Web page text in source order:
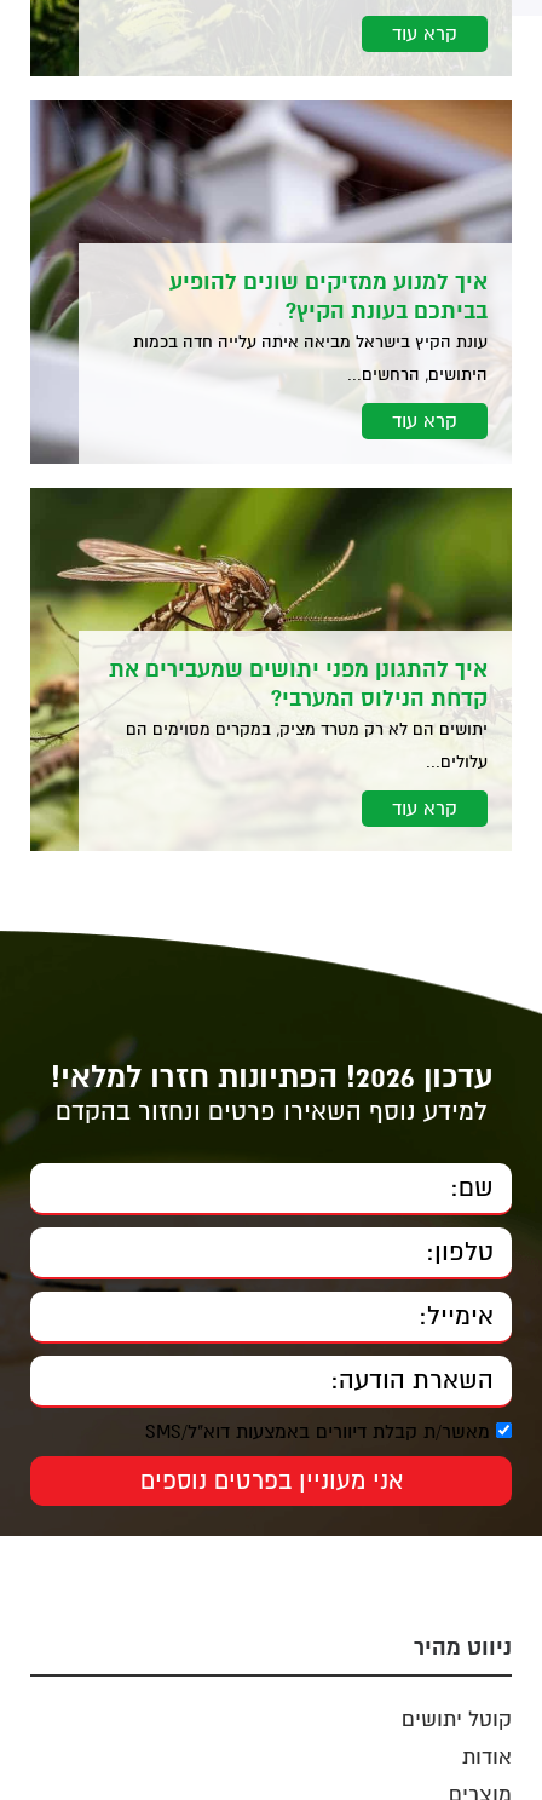
קרא עוד
איך למנוע ממזיקים שונים להופיע
בביתכם בעונת הקיץ?
עונת הקיץ בישראל מביאה איתה עלייה חדה בכמות
היתושים, הרחשים...
קרא עוד
איך להתגונן מפני יתושים שמעבירים את
קדחת הנילוס המערבי?
יתושים הם לא רק מטרד מציק, במקרים מסוימים הם
עלולים...
קרא עוד
עדכון 2026! הפתיונות חזרו למלאי!
למידע נוסף השאירו פרטים ונחזור בהקדם
מאשר/ת קבלת דיוורים באמצעות דוא"ל/SMS
ניווט מהיר
קוטל יתושים
אודות
מוצרים